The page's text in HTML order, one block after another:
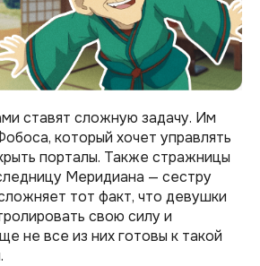
ставят сложную задачу. Им
который хочет управлять
порталы. Также стражницы
Меридиана — сестру
тот факт, что девушки
свою силу и
не все из них готовы к такой